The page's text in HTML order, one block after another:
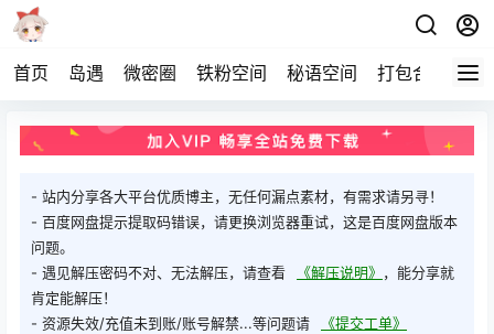
首页 岛遇 微密圈 铁粉空间 秘语空间 打包合集 关
- 站内分享各大平台优质博主，无任何漏点素材，有需求请另寻！
- 百度网盘提示提取码错误，请更换浏览器重试，这是百度网盘版本
问题。
- 遇见解压密码不对、无法解压，请查看
《解压说明》 ，能分享就
肯定能解压！
- 资源失效/充值未到账/账号解禁...等问题请
《提交工单》